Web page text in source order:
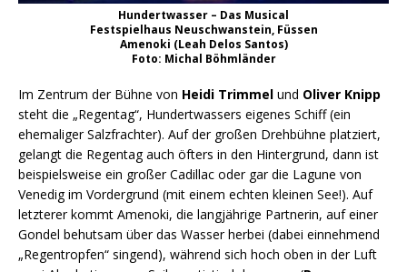
Hundertwasser – Das Musical
Festspielhaus Neuschwanstein, Füssen
Amenoki (Leah Delos Santos)
Foto: Michal Böhmländer
Im Zentrum der Bühne von Heidi Trimmel und Oliver Knipp
steht die „Regentag“, Hundertwassers eigenes Schiff (ein
ehemaliger Salzfrachter). Auf der großen Drehbühne platziert,
gelangt die Regentag auch öfters in den Hintergrund, dann ist
beispielsweise ein großer Cadillac oder gar die Lagune von
Venedig im Vordergrund (mit einem echten kleinen See!). Auf
letzterer kommt Amenoki, die langjährige Partnerin, auf einer
Gondel behutsam über das Wasser herbei (dabei einnehmend
„Regentropfen“ singend), während sich hoch oben in der Luft